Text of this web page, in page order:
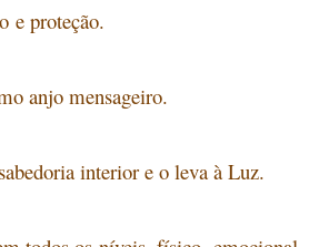
e proteção.
anjo mensageiro.
interior e o leva à Luz.